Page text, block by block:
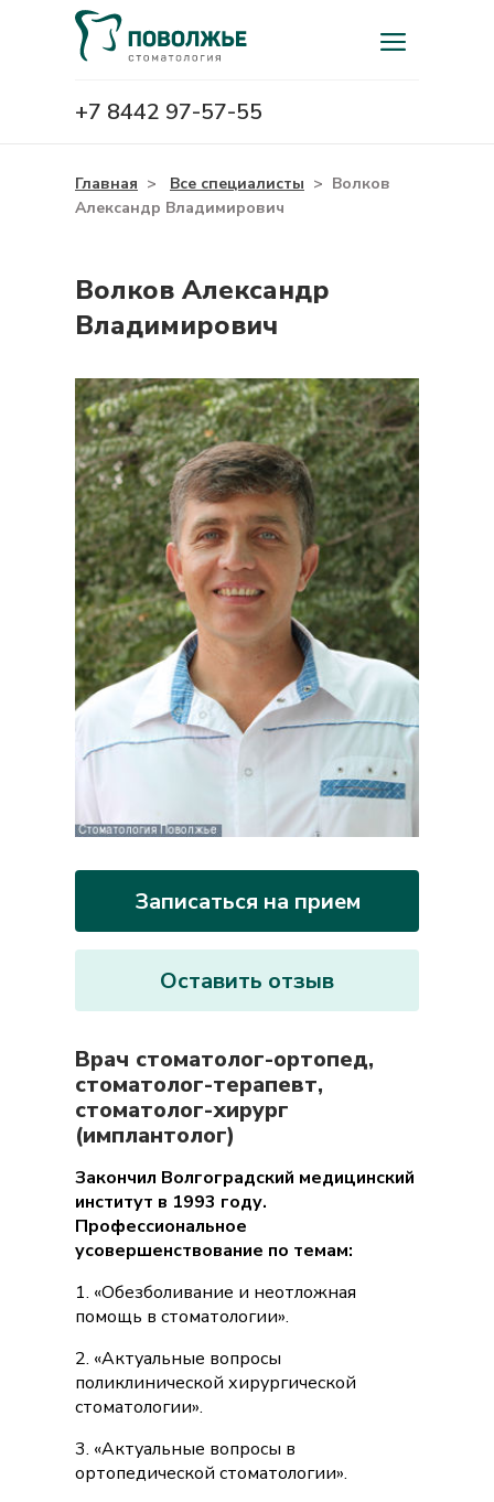
+7 8442 97-57-55
Главная > Все специалисты > Волков
Александр Владимирович
Волков Александр
Владимирович
Записаться на прием
Оставить отзыв
Врач стоматолог-ортопед,
стоматолог-терапевт,
стоматолог-хирург
(имплантолог)
Закончил Волгоградский медицинский
институт в 1993 году.
Профессиональное
усовершенствование по темам:
1. «Обезболивание и неотложная
помощь в стоматологии».
2. «Актуальные вопросы
поликлинической хирургической
стоматологии».
3. «Актуальные вопросы в
ортопедической стоматологии».